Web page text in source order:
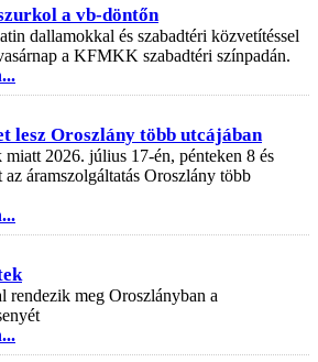
a vb-döntőn
dallamokkal és szabadtéri közvetítéssel
a KFMKK szabadtéri színpadán.
lesz Oroszlány több utcájában
2026. július 17-én, pénteken 8 és
áramszolgáltatás Oroszlány több
rendezik meg Oroszlányban a